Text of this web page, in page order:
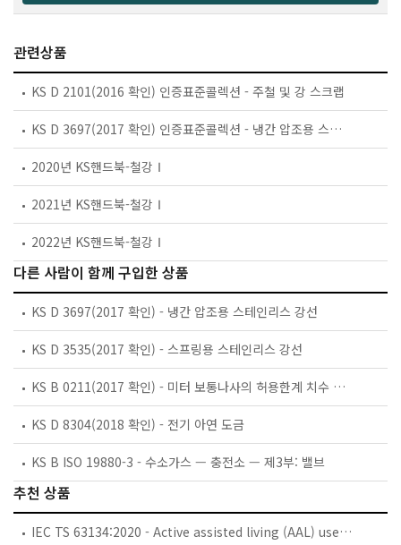
관련상품
KS D 2101(2016 확인) 인증표준콜렉션 - 주철 및 강 스크랩
KS D 3697(2017 확인) 인증표준콜렉션 - 냉간 압조용 스테인리스 강선
2020년 KS핸드북-철강Ⅰ
2021년 KS핸드북-철강Ⅰ
2022년 KS핸드북-철강Ⅰ
다른 사람이 함께 구입한 상품
KS D 3697(2017 확인) - 냉간 압조용 스테인리스 강선
KS D 3535(2017 확인) - 스프링용 스테인리스 강선
KS B 0211(2017 확인) - 미터 보통나사의 허용한계 치수 및 공차
KS D 8304(2018 확인) - 전기 아연 도금
KS B ISO 19880-3 - 수소가스 — 충전소 — 제3부: 밸브
추천 상품
IEC TS 63134:2020 - Active assisted living (AAL) use cases